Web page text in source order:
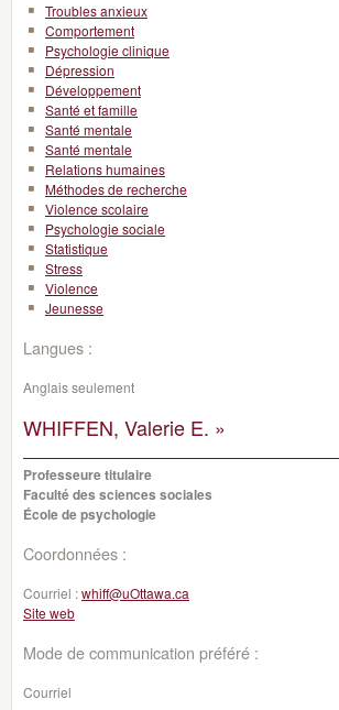
Troubles anxieux
Comportement
Psychologie clinique
Dépression
Développement
Santé et famille
Santé mentale
Santé mentale
Relations humaines
Méthodes de recherche
Violence scolaire
Psychologie sociale
Statistique
Stress
Violence
Jeunesse
Langues :
Anglais seulement
WHIFFEN, Valerie E. »
Professeure titulaire
Faculté des sciences sociales
École de psychologie
Coordonnées :
Courriel :whiff@uOttawa.ca
Site web
Mode de communication préféré :
Courriel